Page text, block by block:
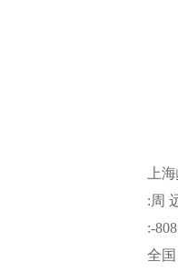
上海
:周
:-808
全